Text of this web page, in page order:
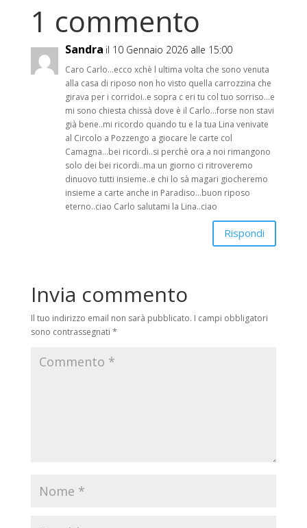
1 commento
Sandra il 10 Gennaio 2026 alle 15:00
Caro Carlo…ecco xchè l ultima volta che sono venuta
alla casa di riposo non ho visto quella carrozzina che
girava per i corridoi..e sopra c eri tu col tuo sorriso…e
mi sono chiesta chissà dove è il Carlo…forse non stavi
già bene..mi ricordo quando tu e la tua Lina venivate
al Circolo a Pozzengo a giocare le carte col
Camagna…bei ricordi..si perchè ora a noi rimangono
solo dei bei ricordi..ma un giorno ci ritroveremo
dinuovo tutti insieme..e chi lo sà magari giocheremo
insieme a carte anche in Paradiso…buon riposo
eterno..ciao Carlo salutami la Lina..ciao
Rispondi
Invia commento
Il tuo indirizzo email non sarà pubblicato. I campi obbligatori
sono contrassegnati *